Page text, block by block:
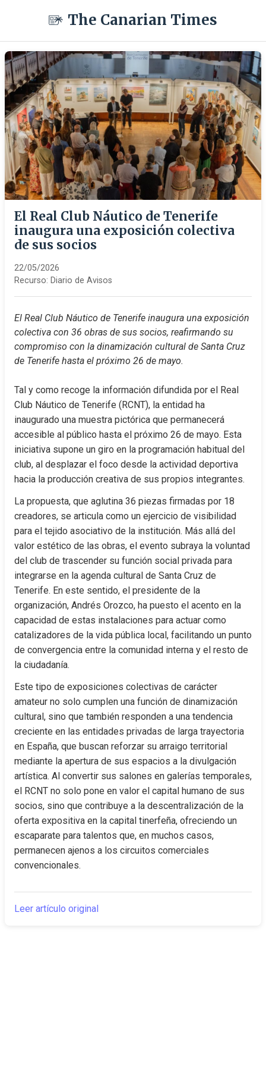
The Canarian Times
El Real Club Náutico de Tenerife
inaugura una exposición colectiva
de sus socios
22/05/2026
Recurso: Diario de Avisos
El Real Club Náutico de Tenerife inaugura una exposición
colectiva con 36 obras de sus socios, reafirmando su
compromiso con la dinamización cultural de Santa Cruz
de Tenerife hasta el próximo 26 de mayo.
Tal y como recoge la información difundida por el Real
Club Náutico de Tenerife (RCNT), la entidad ha
inaugurado una muestra pictórica que permanecerá
accesible al público hasta el próximo 26 de mayo. Esta
iniciativa supone un giro en la programación habitual del
club, al desplazar el foco desde la actividad deportiva
hacia la producción creativa de sus propios integrantes.
La propuesta, que aglutina 36 piezas firmadas por 18
creadores, se articula como un ejercicio de visibilidad
para el tejido asociativo de la institución. Más allá del
valor estético de las obras, el evento subraya la voluntad
del club de trascender su función social privada para
integrarse en la agenda cultural de Santa Cruz de
Tenerife. En este sentido, el presidente de la
organización, Andrés Orozco, ha puesto el acento en la
capacidad de estas instalaciones para actuar como
catalizadores de la vida pública local, facilitando un punto
de convergencia entre la comunidad interna y el resto de
la ciudadanía.
Este tipo de exposiciones colectivas de carácter
amateur no solo cumplen una función de dinamización
cultural, sino que también responden a una tendencia
creciente en las entidades privadas de larga trayectoria
en España, que buscan reforzar su arraigo territorial
mediante la apertura de sus espacios a la divulgación
artística. Al convertir sus salones en galerías temporales,
el RCNT no solo pone en valor el capital humano de sus
socios, sino que contribuye a la descentralización de la
oferta expositiva en la capital tinerfeña, ofreciendo un
escaparate para talentos que, en muchos casos,
permanecen ajenos a los circuitos comerciales
convencionales.
Leer artículo original